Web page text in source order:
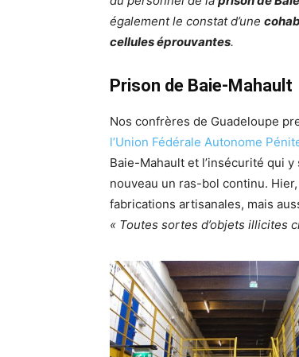
également le constat d’une
cellules éprouvantes.
Prison de Baie-Mahault
Nos confrères de Guadeloupe
l’Union Fédérale Autonome
Baie-Mahault et l’insécurité qui
nouveau un ras-bol continu.
fabrications artisanales, mais
« Toutes sortes d’objets illicites